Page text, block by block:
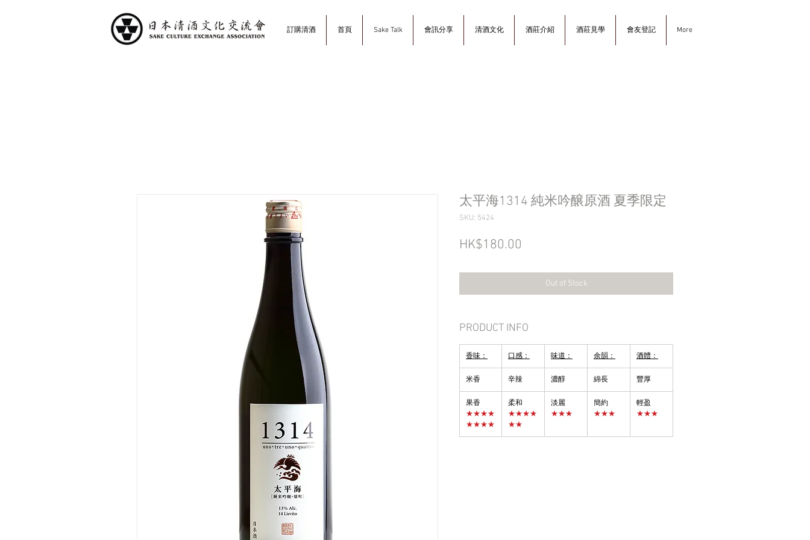
訂購清酒 首頁 Sake Talk 會訊分享 清酒文化 酒莊介紹 酒莊見學 會友登記 More
太平海1314 純米吟醸原酒 夏季限定
SKU: 5424
HK$180.00
Out of Stock
PRODUCT INFO
香味： 口感： 味道： 余韻： 酒體：
米香 辛辣 濃醇 綿長 豐厚
果香
★★★★
★★★★
柔和
★★★★
★★
淡麗
★★★
簡約
★★★
輕盈
★★★